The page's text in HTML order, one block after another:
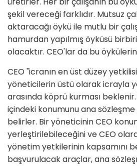
şekil vereceği farklıdır. Mutsuz
aktaracağı öykü ile mutlu bir
hamurdan yapılmış öyküsü
olacaktır. CEO'lar da bu
CEO "icranın en üst düzey
yöneticilerin üstü olarak icrayla
arasında köprü kurması
içindeki konumunu ana
belirler. Bir yöneticinin CEO
yerleştirilebileceğini ve CEO
yönetim yetkilerinin kapsamını
başvurulacak araçlar, ana